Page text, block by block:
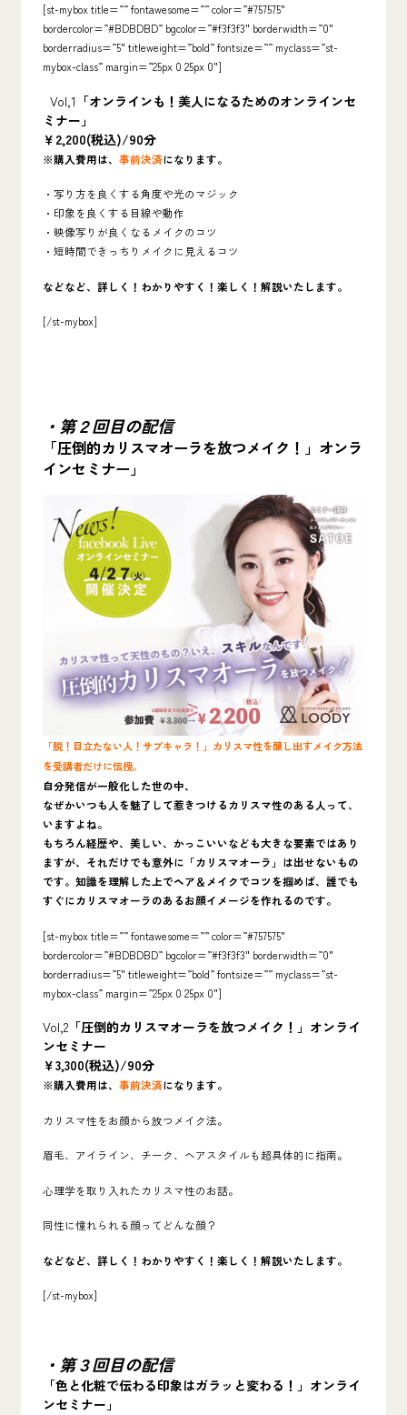
[st-mybox title=”” fontawesome=”” color=”#757575″
bordercolor=”#BDBDBD” bgcolor=”#f3f3f3″ borderwidth=”0″
borderradius=”5″ titleweight=”bold” fontsize=”” myclass=”st-
mybox-class” margin=”25px 0 25px 0″]
Vol,1 「オンラインも！美人になるためのオンラインセ
ミナー」
￥2,200(税込)/90分
※購入費用は、 事前決済になります。
・写り方を良くする角度や光のマジック
・印象を良くする目線や動作
・映像写りが良くなるメイクのコツ
・短時間できっちりメイクに見えるコツ
などなど、詳しく！わかりやすく！楽しく！解説いたします。
[/st-mybox]
・第２回目の配信
「圧倒的カリスマオーラを放つメイク！」オンラ
インセミナー」
「脱！目立たない人！サブキャラ！」カリスマ性を醸し出すメイク方法
を受講者だけに伝授。
自分発信が一般化した世の中、
なぜかいつも人を魅了して惹きつけるカリスマ性のある人って、
いますよね。
もちろん経歴や、美しい、かっこいいなども大きな要素ではあり
ますが、それだけでも意外に「カリスマオーラ」は出せないもの
です。知識を理解した上でヘア＆メイクでコツを掴めば、誰でも
すぐにカリスマオーラのあるお顔イメージを作れるのです。
[st-mybox title=”” fontawesome=”” color=”#757575″
bordercolor=”#BDBDBD” bgcolor=”#f3f3f3″ borderwidth=”0″
borderradius=”5″ titleweight=”bold” fontsize=”” myclass=”st-
mybox-class” margin=”25px 0 25px 0″]
Vol,2「圧倒的カリスマオーラを放つメイク！」オンライ
ンセミナー
￥3,300(税込)/90分
※購入費用は、 事前決済になります。
カリスマ性をお顔から放つメイク法。
眉毛、アイライン、チーク、ヘアスタイルも超具体的に指南。
心理学を取り入れたカリスマ性のお話。
同性に憧れられる顔ってどんな顔？
などなど、詳しく！わかりやすく！楽しく！解説いたします。
[/st-mybox]
・第３回目の配信
「色と化粧で伝わる印象はガラッと変わる！」オンライ
ンセミナー」